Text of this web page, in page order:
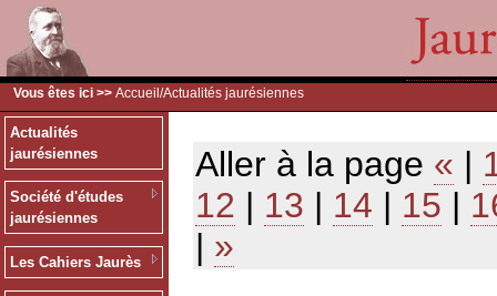
Vous êtes ici >> Accueil /Actualités jaurésiennes
Actualités
jaurésiennes
Société d'études
jaurésiennes
Les Cahiers Jaurès
Aller à la page « |
12 | 13 | 14 | 15 |
| »